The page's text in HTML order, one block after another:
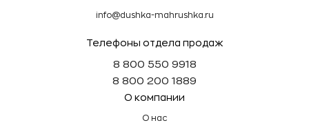
info@dushka-mahrushka.ru
Телефоны отдела продаж
8 800 550 9918
8 800 200 1889
О компании
О нас